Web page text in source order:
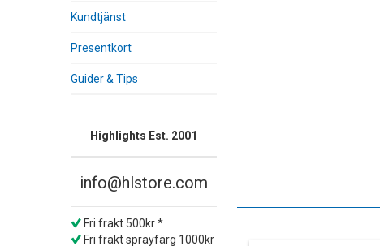
Kundtjänst
Presentkort
Guider & Tips
Highlights Est. 2001
info@hlstore.com
Fri frakt 500kr *
Fri frakt sprayfärg 1000kr